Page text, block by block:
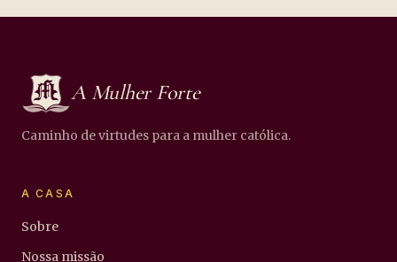
A Mulher Forte
Caminho de virtudes para a mulher católica.
A CASA
Sobre
Nossa missão